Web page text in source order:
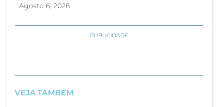
Agosto 6, 2026
PUBLICIDADE
VEJA TAMBÉM